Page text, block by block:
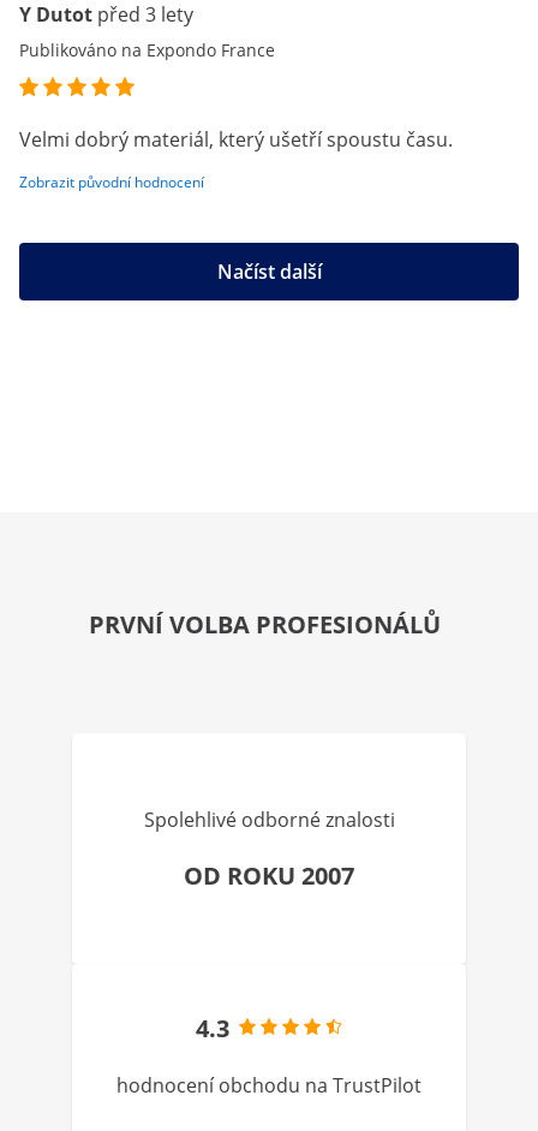
Y Dutot před 3 lety
Publikováno na Expondo France
Velmi dobrý materiál, který ušetří spoustu času.
Zobrazit původní hodnocení
Načíst další
PRVNÍ VOLBA PROFESIONÁLŮ
Spolehlivé odborné znalosti
OD ROKU 2007
4.3
hodnocení obchodu na TrustPilot